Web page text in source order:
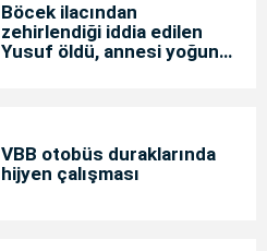
Böcek ilacından
zehirlendiği iddia edilen
Yusuf öldü, annesi yoğun
VBB otobüs duraklarında
hijyen çalışması